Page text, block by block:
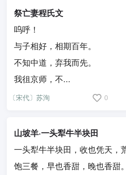
祭亡妻程氏文
呜呼！
与子相好，相期百年。
不知中道，弃我而先。
我徂京师，不...
〔宋代〕苏洵 0
山坡羊·一头犁牛半块田
一头犁牛半块田，收也凭天，
饱三餐，早也香甜，晚也香甜